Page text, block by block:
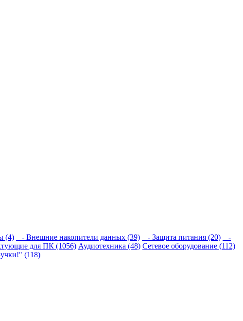
(4) - Внешние накопители данных (39) - Защита питания (20)
-
для ПК (1056) Аудиотехника (48) Сетевое оборудование (112)
(118)